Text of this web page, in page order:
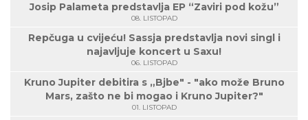
Josip Palameta predstavlja EP “Zaviri pod kožu”
08. LISTOPAD
Repčuga u cvijeću! Sassja predstavlja novi singl i
najavljuje koncert u Saxu!
06. LISTOPAD
Kruno Jupiter debitira s „Bjbe" - "ako može Bruno
Mars, zašto ne bi mogao i Kruno Jupiter?"
01. LISTOPAD